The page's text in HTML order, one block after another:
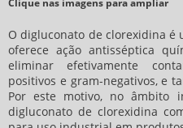
Clique nas imagens para ampliar
O digluconato de clorexidina
oferece ação antisséptica
eliminar efetivamente
positivos e gram-negativos, e
Por este motivo, no âmbito
digluconato de clorexidina